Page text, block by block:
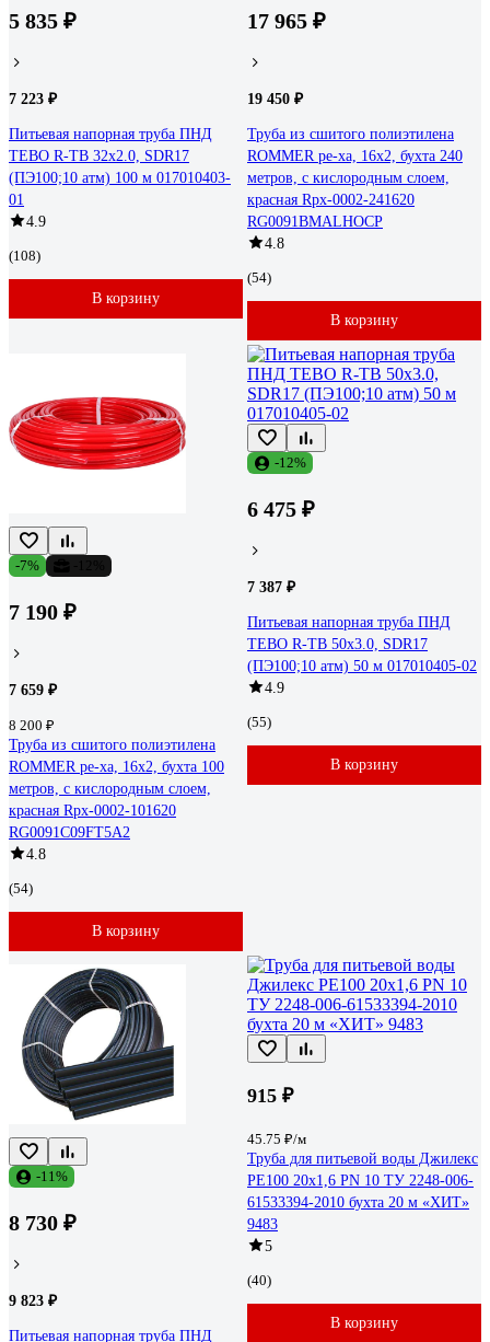
5 835 ₽
7 223 ₽
Питьевая напорная труба ПНД
TEBO R-TB 32x2.0, SDR17
(ПЭ100;10 атм) 100 м 017010403-
01
4.9
(108)
В корзину
17 965 ₽
19 450 ₽
Труба из сшитого полиэтилена
ROMMER pe-xa, 16x2, бухта 240
метров, с кислородным слоем,
красная Rpx-0002-241620
RG0091BMALHOCP
4.8
(54)
В корзину
-7%
7 190 ₽
7 659 ₽
8 200 ₽
Труба из сшитого полиэтилена
ROMMER pe-xa, 16x2, бухта 100
метров, с кислородным слоем,
красная Rpx-0002-101620
RG0091C09FT5A2
4.8
(54)
В корзину
-12%
6 475 ₽
7 387 ₽
Питьевая напорная труба ПНД
TEBO R-TB 50x3.0, SDR17
(ПЭ100;10 атм) 50 м 017010405-02
4.9
(55)
В корзину
-11%
8 730 ₽
9 823 ₽
Питьевая напорная труба ПНД
915 ₽
45.75 ₽/м
Труба для питьевой воды Джилекс
PE100 20x1,6 PN 10 ТУ 2248-006-
61533394-2010 бухта 20 м «ХИТ»
9483
5
(40)
В корзину